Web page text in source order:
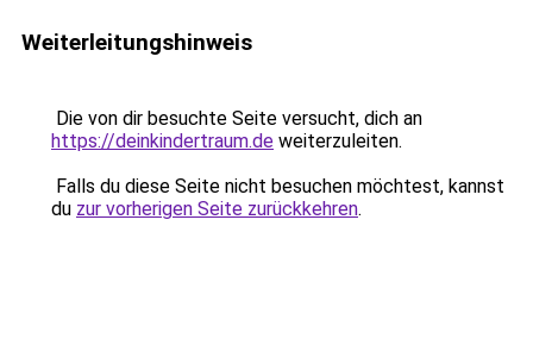
Weiterleitungshinweis
Die von dir besuchte Seite versucht, dich an
https://deinkindertraum.de weiterzuleiten.
Falls du diese Seite nicht besuchen möchtest, kannst
du zur vorherigen Seite zurückkehren.